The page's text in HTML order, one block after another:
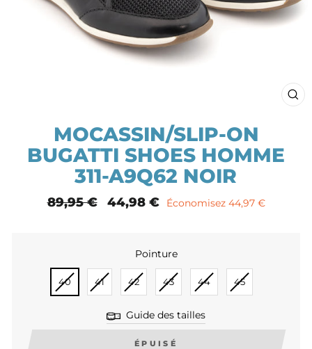
MOCASSIN/SLIP-ON
BUGATTI SHOES HOMME
311-A9Q62 NOIR
Prix
89,95 €
Prix
44,98 € Économisez 44,97 €
Pointure
POINTURE
40 41 42 43 44 45
Guide des tailles
ÉPUISÉ